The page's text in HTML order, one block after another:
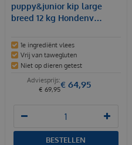
puppy&junior kip large
breed 12 kg Hondenv…
1e ingrediënt vlees
Vrij van tawegluten
Niet op dieren getest
€ 69,95€ 64,95
BESTELLEN